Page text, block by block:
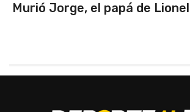
Triunfo en un partidazo ante